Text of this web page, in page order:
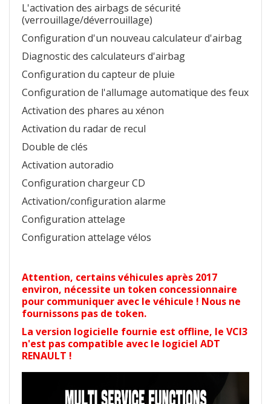
L'activation des airbags de sécurité
(verrouillage/déverrouillage)
Configuration d'un nouveau calculateur d'airbag
Diagnostic des calculateurs d'airbag
Configuration du capteur de pluie
Configuration de l'allumage automatique des feux
Activation des phares au xénon
Activation du radar de recul
Double de clés
Activation autoradio
Configuration chargeur CD
Activation/configuration alarme
Configuration attelage
Configuration attelage vélos
Attention, certains véhicules après 2017
environ, nécessite un token concessionnaire
pour communiquer avec le véhicule ! Nous ne
fournissons pas de token.
La version logicielle fournie est offline, le VCI3
n'est pas compatible avec le logiciel ADT
RENAULT !